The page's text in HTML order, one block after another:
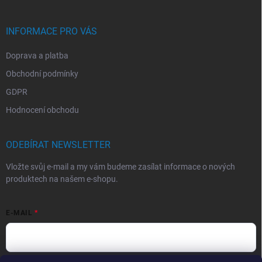
INFORMACE PRO VÁS
Doprava a platba
Obchodní podmínky
GDPR
Hodnocení obchodu
ODEBÍRAT NEWSLETTER
Vložte svůj e-mail a my vám budeme zasílat informace o nových
produktech na našem e-shopu.
E-MAIL